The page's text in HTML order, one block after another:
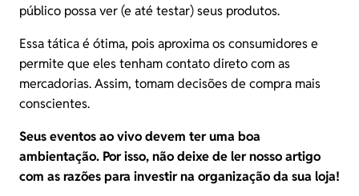
público possa ver (e até testar) seus produtos.
Essa tática é ótima, pois aproxima os consumidores e
permite que eles tenham contato direto com as
mercadorias. Assim, tomam decisões de compra mais
conscientes.
Seus eventos ao vivo devem ter uma boa
ambientação. Por isso, não deixe de ler nosso artigo
com as razões para investir naorganização da sua loja!